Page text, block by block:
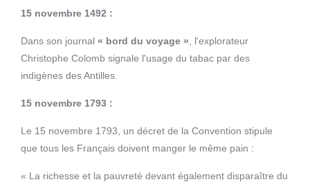
15 novembre 1492 :
Dans son journal « bord du voyage » , l'explorateur
Christophe Colomb signale l'usage du tabac par des
indigènes des Antilles.
15 novembre 1793 :
Le 15 novembre 1793, un décret de la Convention stipule
que tous les Français doivent manger le même pain :
« La richesse et la pauvreté devant également disparaître du